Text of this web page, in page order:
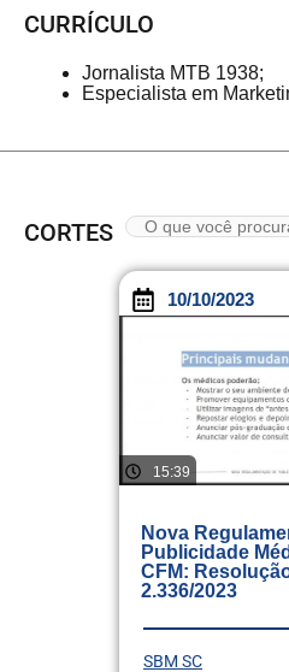
CURRÍCULO
Jornalista MTB 1938;
Especialista em
CORTES
10/10/2023
15:39
Nova
Publicidade
CFM:
2.336/2023
SBM SC